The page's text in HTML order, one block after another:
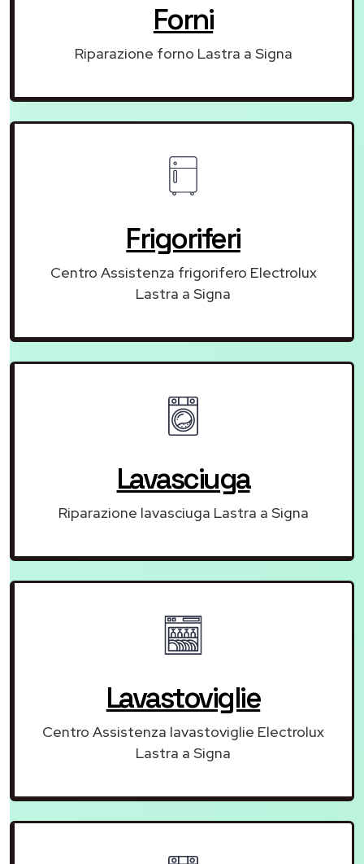
Forni
Riparazione forno Lastra a Signa
Frigoriferi
Centro Assistenza frigorifero Electrolux
Lastra a Signa
Lavasciuga
Riparazione lavasciuga Lastra a Signa
Lavastoviglie
Centro Assistenza lavastoviglie Electrolux
Lastra a Signa